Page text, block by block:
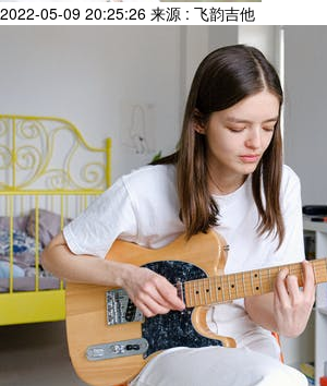
2022-05-09 20:25:26 来源 : 飞韵吉他